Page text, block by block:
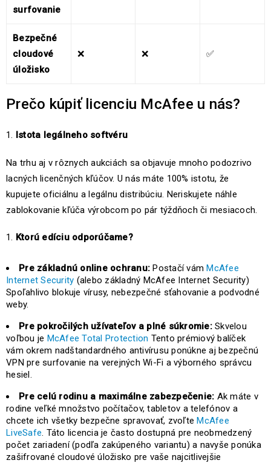
surfovanie
Bezpečné
cloudové
úložisko
❌ ❌ ✅
Prečo kúpiť licenciu McAfee u nás?
Istota legálneho softvéru
Na trhu aj v rôznych aukciách sa objavuje mnoho podozrivo
lacných licenčných kľúčov. U nás máte 100% istotu, že
kupujete oficiálnu a legálnu distribúciu. Neriskujete náhle
zablokovanie kľúča výrobcom po pár týždňoch či mesiacoch.
Ktorú edíciu odporúčame?
Pre základnú online ochranu: Postačí vámMcAfee
Internet Security (alebo základný McAfee Internet Security)
Spoľahlivo blokuje vírusy, nebezpečné sťahovanie a podvodné
weby.
Pre pokročilých užívateľov a plné súkromie:Skvelou
voľbou je McAfee Total Protection Tento prémiový balíček
vám okrem nadštandardného antivírusu ponúkne aj bezpečnú
VPN pre surfovanie na verejných Wi-Fi a výborného správcu
hesiel.
Pre celú rodinu a maximálne zabezpečenie: Ak máte v
rodine veľké množstvo počítačov, tabletov a telefónov a
chcete ich všetky bezpečne spravovať, zvoľteMcAfee
LiveSafe. Táto licencia je často dostupná pre neobmedzený
počet zariadení (podľa zakúpeného variantu) a navyše ponúka
zašifrované cloudové úložisko pre vaše najcitlivejšie